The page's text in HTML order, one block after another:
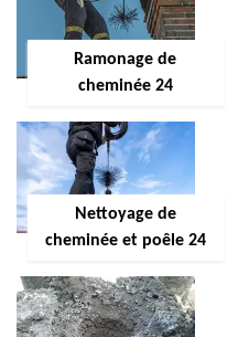
Ramonage de
cheminée 24
Nettoyage de
cheminée et poêle 24